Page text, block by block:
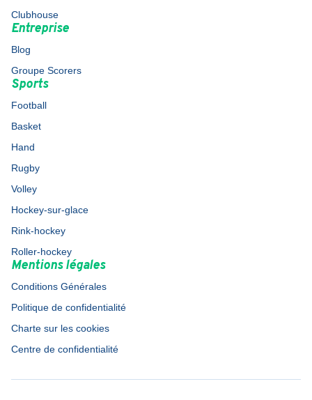
Clubhouse
Entreprise
Blog
Groupe Scorers
Sports
Football
Basket
Hand
Rugby
Volley
Hockey-sur-glace
Rink-hockey
Roller-hockey
Mentions légales
Conditions Générales
Politique de confidentialité
Charte sur les cookies
Centre de confidentialité